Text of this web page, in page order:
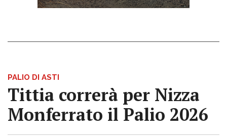
PALIO DI ASTI
Tittia correrà per Nizza
Monferrato il Palio 2026